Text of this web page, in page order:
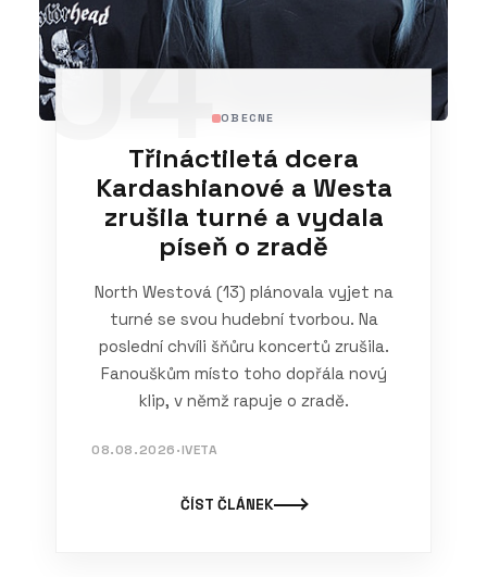
04 OBECNE
Třináctiletá dcera
Kardashianové a Westa
zrušila turné a vydala
píseň o zradě
North Westová (13) plánovala vyjet na
turné se svou hudební tvorbou. Na
poslední chvíli šňůru koncertů zrušila.
Fanouškům místo toho dopřála nový
klip, v němž rapuje o zradě.
08.08.2026·IVETA
ČÍST ČLÁNEK